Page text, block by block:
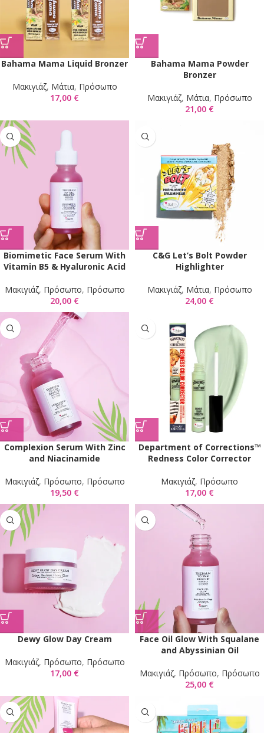
Bahama Mama Liquid Bronzer
Mακιγιάζ, Μάτια, Πρόσωπο
17,00 €
Bahama Mama Powder
Bronzer
Mακιγιάζ, Μάτια, Πρόσωπο
21,00 €
Biomimetic Face Serum With
Vitamin B5 & Hyaluronic Acid
Mακιγιάζ, Πρόσωπο, Πρόσωπο
20,00 €
C&G Let’s Bolt Powder
Highlighter
Mακιγιάζ, Μάτια, Πρόσωπο
24,00 €
Complexion Serum With Zinc
and Niacinamide
Mακιγιάζ, Πρόσωπο, Πρόσωπο
19,50 €
Department of Corrections™
Redness Color Corrector
Mακιγιάζ, Πρόσωπο
17,00 €
Dewy Glow Day Cream
Mακιγιάζ, Πρόσωπο, Πρόσωπο
17,00 €
Face Oil Glow With Squalane
and Abyssinian Oil
Mακιγιάζ, Πρόσωπο, Πρόσωπο
25,00 €